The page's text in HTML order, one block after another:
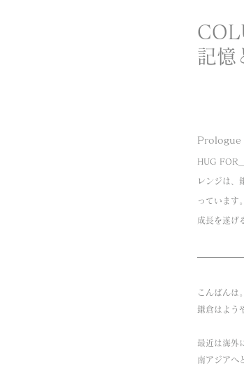
記憶
Prologue
HUG FOR
レンジは、
っています
成長を遂げ
こんばんは。
鎌倉はよう
最近は海外
南アジアへ